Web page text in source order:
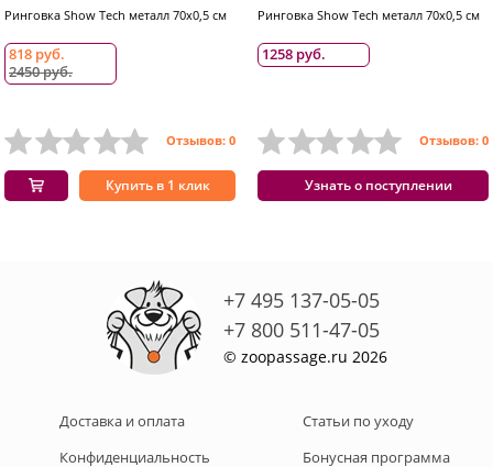
Ринговка Show Tech металл 70х0,5 см
818 руб.
2450 руб.
Отзывов: 0
Купить в 1 клик
Ринговка Show Tech металл 70х0,5 см
1258 руб.
Отзывов: 0
Узнать о поступлении
+7 495 137-05-05
+7 800 511-47-05
© zoopassage.ru 2026
Доставка и оплата
Конфиденциальность
Статьи по уходу
Бонусная программа